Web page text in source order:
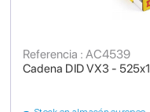
Cadena DID VX3 -
Referencia : AC4539